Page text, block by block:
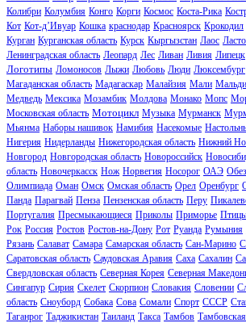
Колибри Колумбия Конго Корги Космос Коста-Рика
Кот Кот-д’Ивуар Кошка краснодар Красноярск Крокодил
Курган Курганская область Курск Кыргызстан Лаос
Ленинградская область Леопард Лес Ливан Ливия Липецк
Логотипы Ломоносов Лыжи Любовь Люди Люксембург
Магаданская область Мадагаскар Малайзия Мали
Медведь Мексика Мозамбик Молдова Монако Мопс
Московская область Мотоцикл Музыка Мурманск
Мьянма Наборы нашивок Намибия Насекомые
Нигерия Нидерланды Нижегородская область Нижний
Новгород Новгородская область Новороссийск
область Новочеркасск Нож Норвегия Носорог ОАЭ
Олимпиада Оман Омск Омская область Орел Оренбург
Панда Парагвай Пенза Пензенская область Перу
Португалия Пресмыкающиеся Приколы Приморье
Рок Россия Ростов Ростов-на-Дону Рот Руанда Румыния
Рязань Салават Самара Самарская область Сан-Марино
Саратовская область Саудовская Аравия Саха Сахалин
Свердловская область Северная Корея Северная
Сингапур Сирия Скелет Скорпион Словакия Словении
область Сноуборд Собака Сова Сомали Спорт СССР
Таганрог Таджикистан Таиланд Такса Тамбов